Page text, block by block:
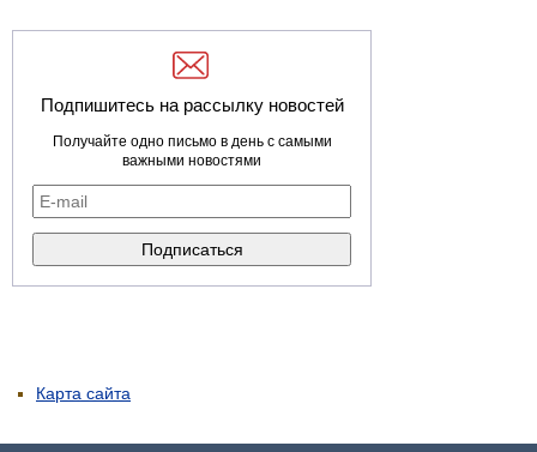
Подпишитесь на рассылку новостей
Получайте одно письмо в день с самыми
важными новостями
Карта сайта